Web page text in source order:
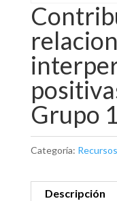
Grupo 1
Categoría:
Descripción